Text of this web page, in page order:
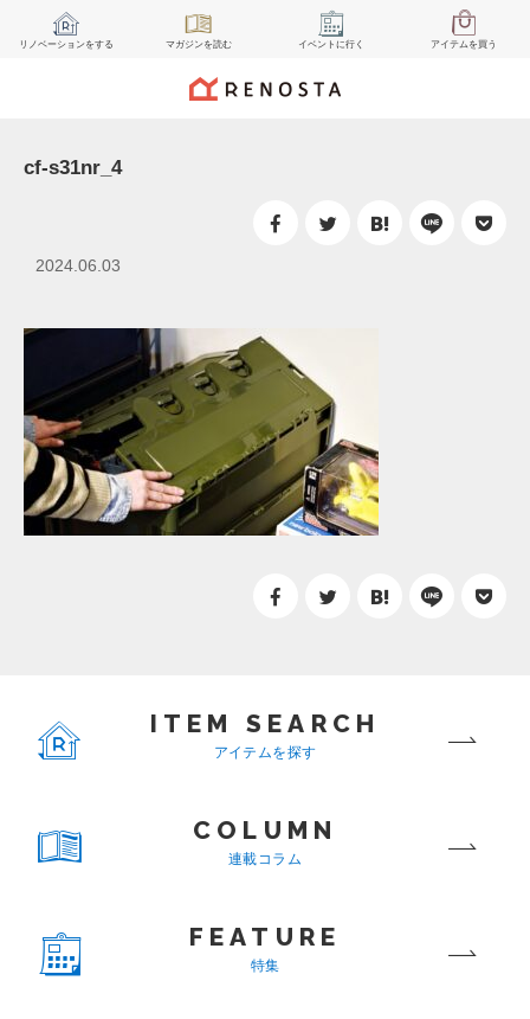
リノベーションをする マガジンを読む イベント に行く アイテムを買う
cf-s31nr_4
2024.06.03
ITEM SEARCH
アイテムを探す
COLUMN
連載コラム
FEATURE
特集